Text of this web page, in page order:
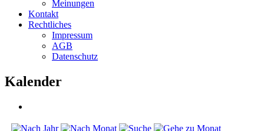
Meinungen
Kontakt
Rechtliches
Impressum
AGB
Datenschutz
Kalender